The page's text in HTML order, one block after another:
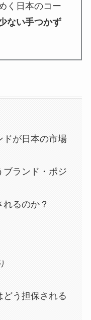
く日本のコー
ない手つかず
ドが日本の市場
ブランド・ポジ
るのか？
どう担保される